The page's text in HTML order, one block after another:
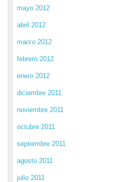
mayo 2012
abril 2012
marzo 2012
febrero 2012
enero 2012
diciembre 2011
noviembre 2011
octubre 2011
septiembre 2011
agosto 2011
julio 2011